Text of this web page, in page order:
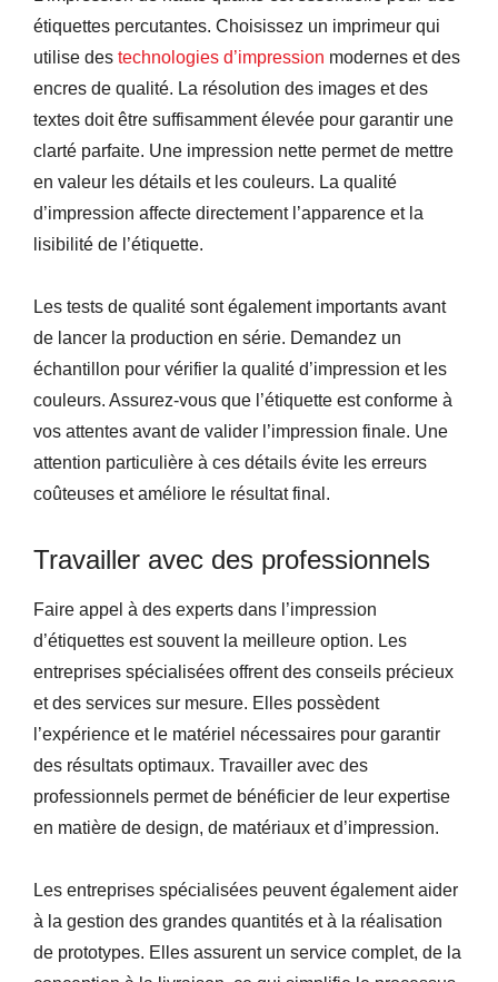
étiquettes percutantes. Choisissez un imprimeur qui
utilise des technologies d’impression modernes et des
encres de qualité. La résolution des images et des
textes doit être suffisamment élevée pour garantir une
clarté parfaite. Une impression nette permet de mettre
en valeur les détails et les couleurs. La qualité
d’impression affecte directement l’apparence et la
lisibilité de l’étiquette.
Les tests de qualité sont également importants avant
de lancer la production en série. Demandez un
échantillon pour vérifier la qualité d’impression et les
couleurs. Assurez-vous que l’étiquette est conforme à
vos attentes avant de valider l’impression finale. Une
attention particulière à ces détails évite les erreurs
coûteuses et améliore le résultat final.
Travailler avec des professionnels
Faire appel à des experts dans l’impression
d’étiquettes est souvent la meilleure option. Les
entreprises spécialisées offrent des conseils précieux
et des services sur mesure. Elles possèdent
l’expérience et le matériel nécessaires pour garantir
des résultats optimaux. Travailler avec des
professionnels permet de bénéficier de leur expertise
en matière de design, de matériaux et d’impression.
Les entreprises spécialisées peuvent également aider
à la gestion des grandes quantités et à la réalisation
de prototypes. Elles assurent un service complet, de la